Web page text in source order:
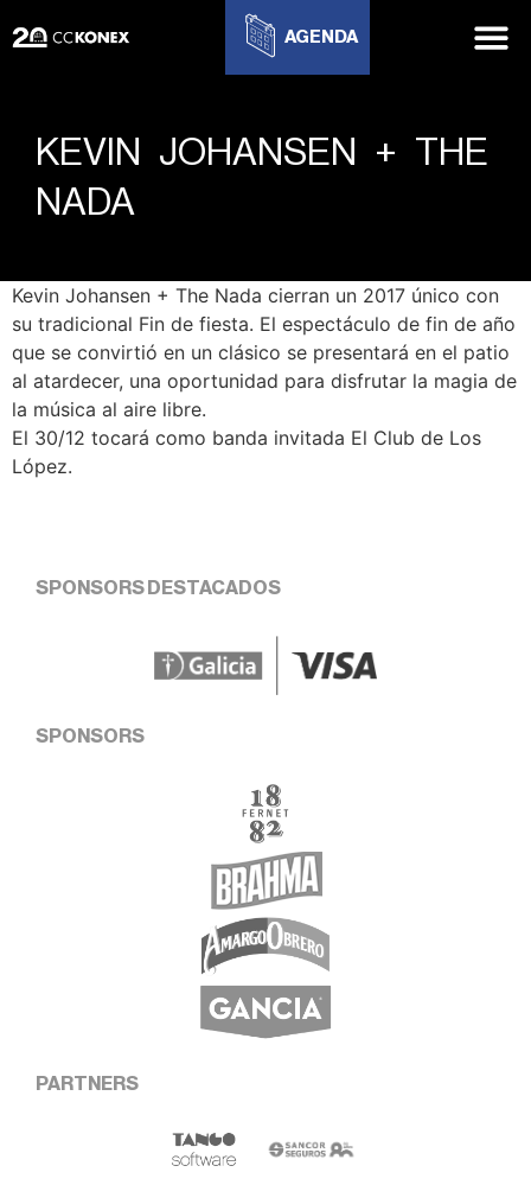
AGENDA
KEVIN JOHANSEN + THE
NADA
Kevin Johansen + The Nada cierran un 2017 único con
su tradicional Fin de fiesta. El espectáculo de fin de año
que se convirtió en un clásico se presentará en el patio
al atardecer, una oportunidad para disfrutar la magia de
la música al aire libre.
El 30/12 tocará como banda invitada El Club de Los
López.
SPONSORS DESTACADOS
SPONSORS
PARTNERS